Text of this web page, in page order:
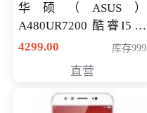
华硕（ASUS）
A480UR7200 酷睿I5超
薄学生办公游戏独显笔
NV930-2G独
4299.00 库存999
直营